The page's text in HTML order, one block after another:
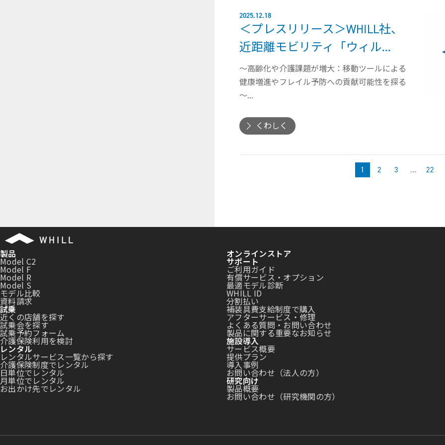
2025.12.18
＜プレスリリース＞WHILL社、
近距離モビリティ「ウィル...
〜高齢化や介護課題が増大：移動ツールによる
健康増進やフレイル予防への貢献可能性を探る
～...
くわしく
1 2 3 … 22
製品
Model C2
Model F
Model R
Model S
モデル比較
資料請求
試乗
近くの店舗を探す
試乗会を探す
試乗予約フォーム
介護保険利用を検討
レンタル
レンタルサービス一覧から探す
介護保険制度でレンタル
日単位でレンタル
月単位でレンタル
お出かけ先でレンタル
オンラインストア
サポート
ご利用ガイド
有償サービス・オプション
最適モデル診断
WHILL ID
分割払い
補装具費支給制度で購入
アフターサービス・修理
よくある質問・お問い合わせ
製品に関する重要なお知らせ
施設導入
サービス概要
提供プラン
導入事例
お問い合わせ（法人の方）
研究向け
製品概要
お問い合わせ（研究機関の方）